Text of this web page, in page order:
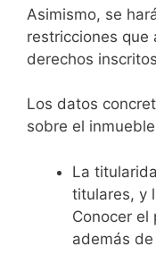
Asimismo, se
restricciones
derechos
Los datos
sobre el
La
titulares, y
Conocer el
además